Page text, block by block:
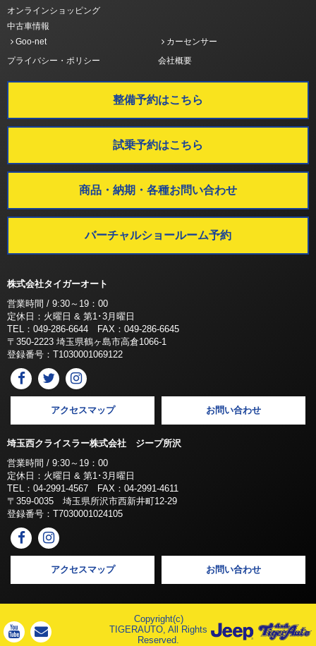
オンラインショッピング
中古車情報
Goo-net
カーセンサー
プライバシー・ポリシー
会社概要
整備予約はこちら
試乗予約はこちら
商品・納期・各種お問い合わせ
バーチャルショールーム予約
株式会社タイガーオート
営業時間 / 9:30～19：00
定休日：火曜日 & 第1･3月曜日
TEL：049-286-6644 FAX：049-286-6645
〒350-2223 埼玉県鶴ヶ島市高倉1066-1
登録番号：T1030001069122
アクセスマップ お問い合わせ
埼玉西クライスラー株式会社 ジープ所沢
営業時間 / 9:30～19：00
定休日：火曜日 & 第1･3月曜日
TEL：04-2991-4567 FAX：04-2991-4611
〒359-0035 埼玉県所沢市西新井町12-29
登録番号：T7030001024105
アクセスマップ お問い合わせ
Copyright(c)
TIGERAUTO, All Rights
Reserved.